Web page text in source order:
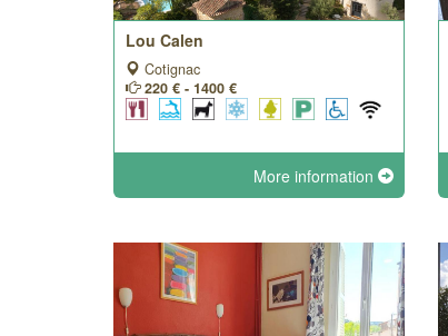
Lou Calen
Cotignac
220 € - 1400 €
More information